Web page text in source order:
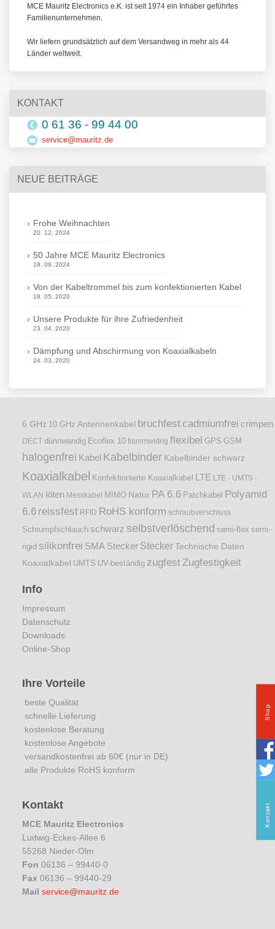
MCE Mauritz Electronics e.K. ist seit 1974 ein Inhaber geführtes
Familienunternehmen.
Wir liefern grundsätzlich auf dem Versandweg in mehr als 44
Länder weltweit.
KONTAKT
0 61 36 - 99 44 00
service@mauritz.de
NEUE BEITRÄGE
Frohe Weihnachten
20. 12. 2024
50 Jahre MCE Mauritz Electronics
18. 09. 2024
Von der Kabeltrommel bis zum konfektionierten Kabel
18. 05. 2020
Unsere Produkte für ihre Zufriedenheit
23. 04. 2020
Dämpfung und Abschirmung von Koaxialkabeln
24. 03. 2020
6 GHz 10 GHz Antennenkabel bruchfest cadmiumfrei crimpen
DECT dünnwandig Ecoflex 10 flammwidrig flexibel GPS GSM
halogenfrei Kabel Kabelbinder Kabelbinder schwarz
Koaxialkabel Konfektionierte Koaxialkabel LTE LTE - UMTS -
WLAN löten Messkabel MIMO Natur PA 6.6 Patchkabel Polyamid
6.6 reissfest RFID RoHS konform schraubverschluss
Schrumpfschlauch schwarz selbstverlöschend semi-flex semi-
rigid silikonfrei SMA Stecker Stecker Technische Daten
Koaxialkabel UMTS UV-beständig zugfest Zugfestigkeit
Info
Impressum
Datenschutz
Downloads
Online-Shop
Ihre Vorteile
beste Qualität
schnelle Lieferung
kostenlose Beratung
kostenlose Angebote
versandkostenfrei ab 60€ (nur in DE)
alle Produkte RoHS konform
Kontakt
MCE Mauritz Electronics
Ludwig-Eckes-Allee 6
55268 Nieder-Olm
Fon 06136 – 99440-0
Fax 06136 – 99440-29
Mail service@mauritz.de
Shop
Kontakt